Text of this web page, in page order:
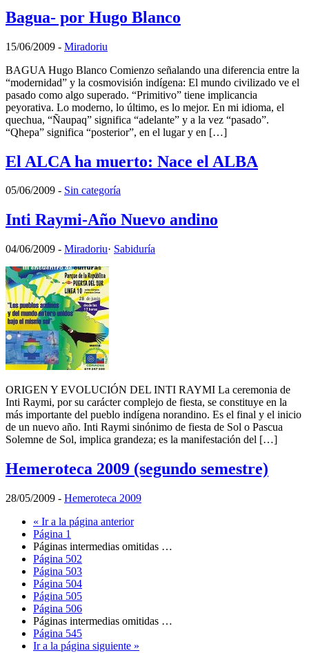
Bagua- por Hugo Blanco
15/06/2009 - Miradoriu
BAGUA Hugo Blanco Comienzo señalando una diferencia entre la
“modernidad” y la cosmovisión indígena: El mundo civilizado ve el
pasado como algo superado. “Primitivo” tiene implicancia
peyorativa. Lo moderno, lo último, es lo mejor. En mi idioma, el
quechua, “Ñaupaq” significa “adelante” y a la vez “pasado”.
“Qhepa” significa “posterior”, en el lugar y en […]
El ALCA ha muerto: Nace el ALBA
05/06/2009 - Sin categoría
Inti Raymi-Año Nuevo andino
04/06/2009 - Miradoriu· Sabiduría
ORIGEN Y EVOLUCIÓN DEL INTI RAYMI La ceremonia de
Inti Raymi, por su carácter complejo de fiesta, se constituye en la
más importante del pueblo indígena norandino. Es el final y el inicio
de un nuevo año. Inti Raymi sinónimo de fiesta de Sol o Pascua
Solemne de Sol, implica grandeza; es la manifestación del […]
Hemeroteca 2009 (segundo semestre)
28/05/2009 - Hemeroteca 2009
« Ir a la página anterior
Página 1
Páginas intermedias omitidas …
Página 502
Página 503
Página 504
Página 505
Página 506
Páginas intermedias omitidas …
Página 545
Ir a la página siguiente »